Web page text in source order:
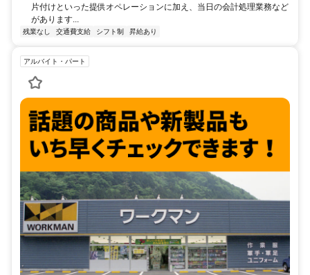
片付けといった提供オペレーションに加え、当日の会計処理業務など
があります...
残業なし 交通費支給 シフト制 昇給あり
アルバイト・パート